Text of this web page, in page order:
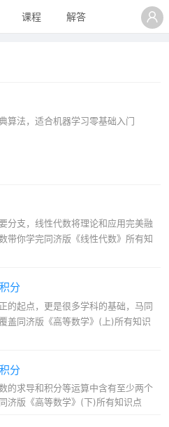
课程 解答
算法，适合机器学习零基础入门
分支，线性代数将理论和应用完美融
带你学完同济版《线性代数》所有知
分
的起点，更是很多学科的基础，马同
盖同济版《高等数学》(上)所有知识
分
的求导和积分等运算中含有至少两个
济版《高等数学》(下)所有知识点